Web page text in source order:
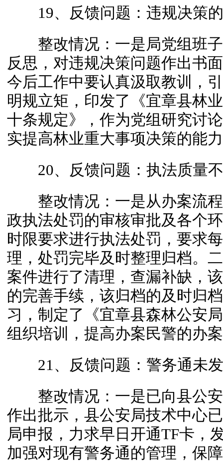
19、反馈问题：违规决策的
整改情况：一是局党组班子
反思，对违规决策问题作出书
今后工作中要认真汲取教训，
明规立矩，印发了《宜章县林
十条规定》，作为党组研究讨
实提高林业重大事项决策的能
20、反馈问题：执法质量
整改情况：一是从办案流程
政执法处罚的审核审批及各个
时限要求进行执法处罚，要求
理，处罚完毕及时整理归档。
案件进行了清理，查漏补缺，
的完善手续，该归档的及时归
习，制定了《宜章县森林公安
组织培训，提高办案民警的办
21、反馈问题：警务通未发
整改情况：一是已向县公安
作出批示，县公安局技术中心
局申报，力求早日开通TF卡，
加强对现有警务通的管理，保